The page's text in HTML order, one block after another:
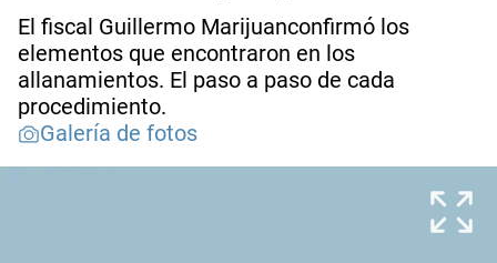
El fiscal Guillermo Marijuanconfirmó los
elementos que encontraron en los
allanamientos. El paso a paso de cada
procedimiento.
Galería de fotos